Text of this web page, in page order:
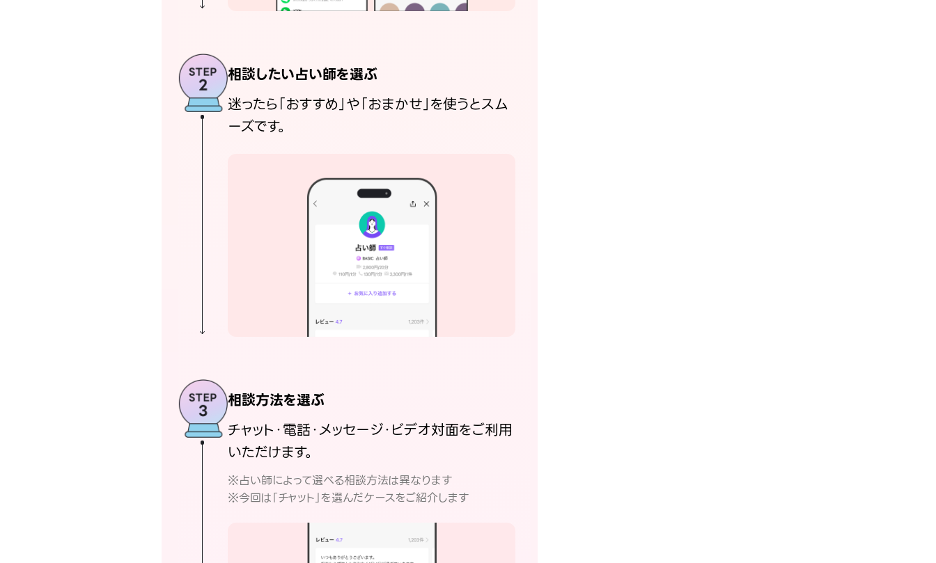
相談したい占い師を選ぶ
迷ったら「おすすめ」や「おまかせ」を使うとスム
ーズです。
相談方法を選ぶ
チャット・電話・メッセージ・ビデオ対面をご利用
いただけます。
※占い師によって選べる相談方法は異なります
※今回は「チャット」を選んだケースをご紹介します